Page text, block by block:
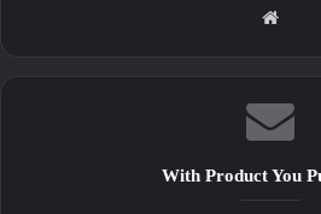
With Product You